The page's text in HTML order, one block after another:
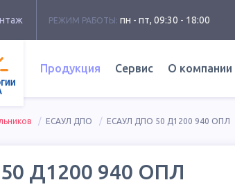
РЕЖИМ РАБОТЫ: пн - пт, 09:30 - 18:00
Продукция Сервис О компании
ЕСАУЛ ДПО ЕСАУЛ ДПО 50 Д1200 940 ОПЛ
Д1200 940 ОПЛ